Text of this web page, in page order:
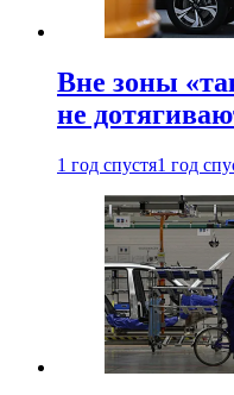
Вне зоны
не
1 год спустя1 год